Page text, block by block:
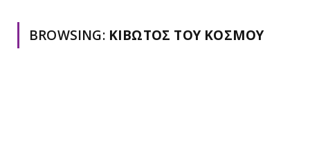
BROWSING: ΚΙΒΩΤΟΣ ΤΟΥ ΚΟΣΜΟΥ